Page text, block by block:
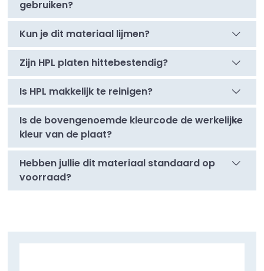
gebruiken?
Kun je dit materiaal lijmen?
Zijn HPL platen hittebestendig?
Is HPL makkelijk te reinigen?
Is de bovengenoemde kleurcode de werkelijke
kleur van de plaat?
Hebben jullie dit materiaal standaard op
voorraad?